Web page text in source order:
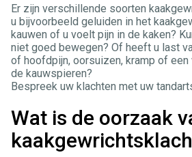
Er zijn verschillende soorten
u bijvoorbeeld geluiden in het
kauwen of u voelt pijn in de kaken?
niet goed bewegen? Of heeft u last
of hoofdpijn, oorsuizen, kramp of
de kauwspieren?
Bespreek uw klachten met uw
Wat is de oorzaak